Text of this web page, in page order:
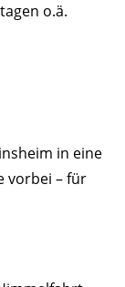
o.ä.
in eine
vorbei – für